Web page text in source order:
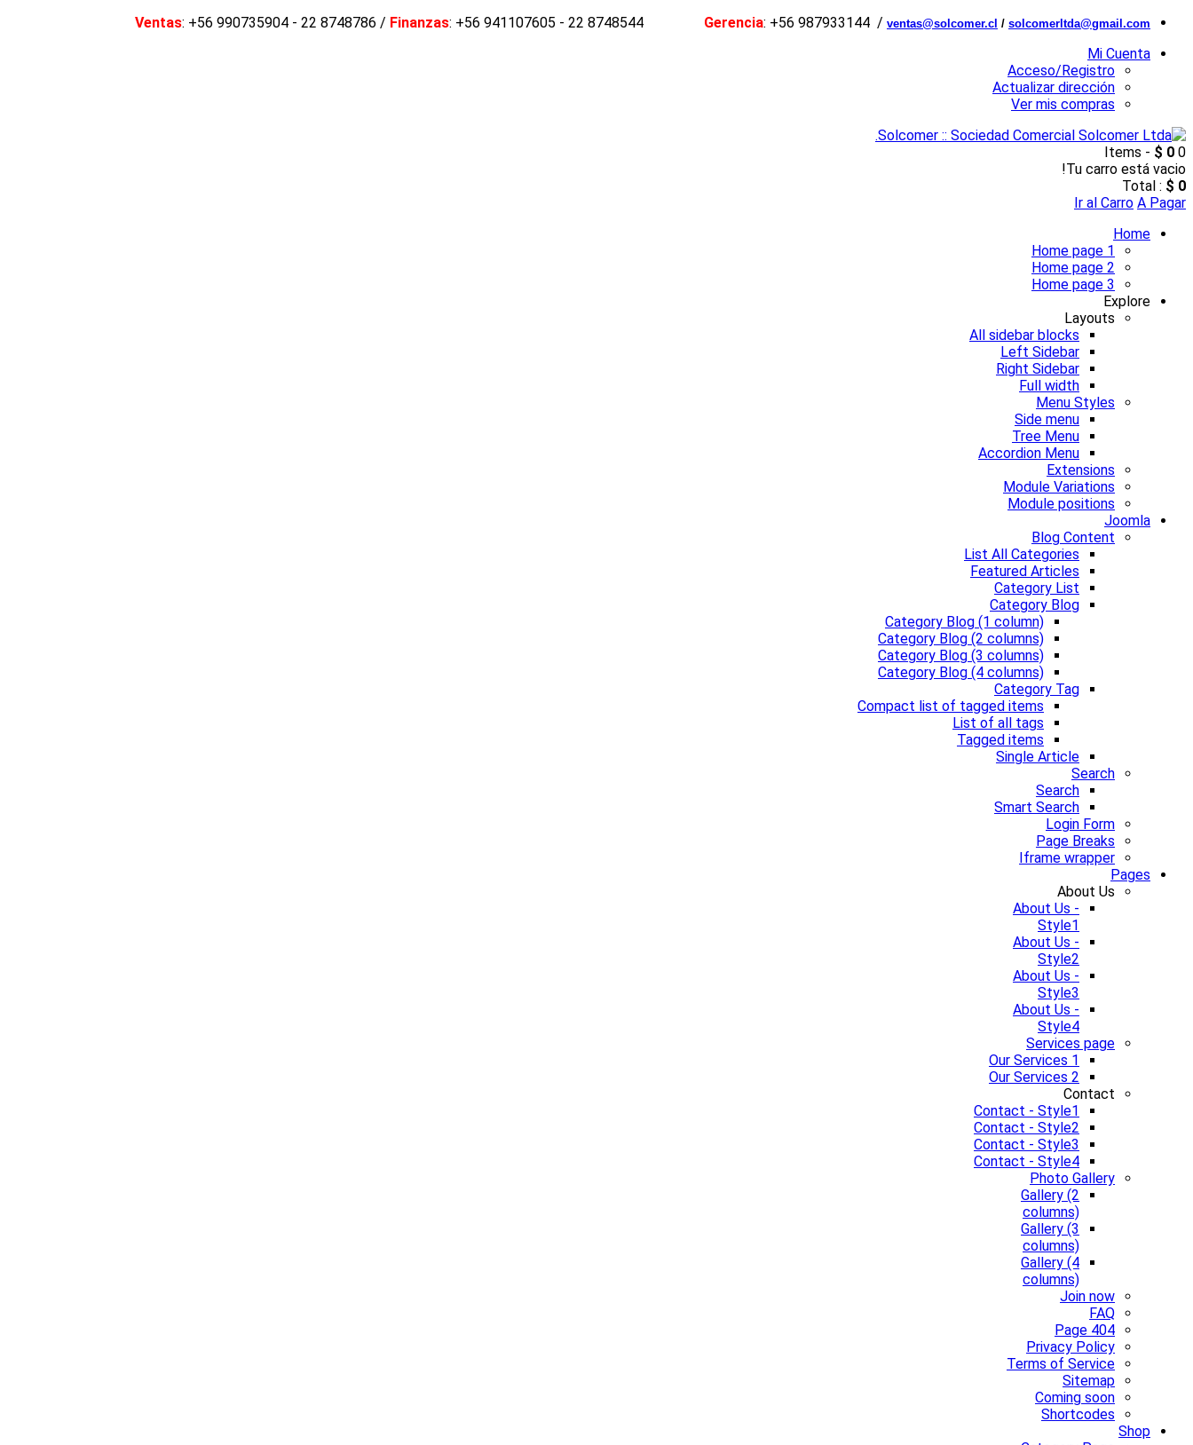
Ventas: +56 990735904 - 22 8748786 / Finanzas: +56 941107605 - 22 8748544 Gerencia: +56 987933144 / ventas@solcomer.cl / solcomerltda@gmail.com
Mi Cuenta
Acceso/Registro
Actualizar dirección
Ver mis compras
0 Items -
$ 0
Tu carro está vacio!
Total : $ 0
Ir al Carro A Pagar
Home
Home page 1
Home page 2
Home page 3
Explore
Layouts
All sidebar blocks
Left Sidebar
Right Sidebar
Full width
Menu Styles
Side menu
Tree Menu
Accordion Menu
Extensions
Module Variations
Module positions
Joomla
Blog Content
List All Categories
Featured Articles
Category List
Category Blog
Category Blog (1 column)
Category Blog (2 columns)
Category Blog (3 columns)
Category Blog (4 columns)
Category Tag
Compact list of tagged items
List of all tags
Tagged items
Single Article
Search
Search
Smart Search
Login Form
Page Breaks
Iframe wrapper
Pages
About Us
About Us -
Style1
About Us -
Style2
About Us -
Style3
About Us -
Style4
Services page
Our Services 1
Our Services 2
Contact
Contact - Style1
Contact - Style2
Contact - Style3
Contact - Style4
Photo Gallery
Gallery (2
columns)
Gallery (3
columns)
Gallery (4
columns)
Join now
FAQ
Page 404
Privacy Policy
Terms of Service
Sitemap
Coming soon
Shortcodes
Shop